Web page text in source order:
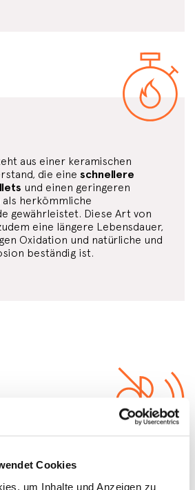
Cookies
um Inhalte und Anzeigen zu
aus einer keramischen
die eine schnellere
und einen geringeren
herkömmliche
gewährleistet. Diese Art von
eine längere Lebensdauer,
Oxidation und natürliche und
beständig ist.
um einensehr leisen Betrieb